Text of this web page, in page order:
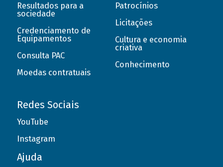
Resultados para a
sociedade
Credenciamento de
Equipamentos
Consulta PAC
Moedas contratuais
Patrocínios
Licitações
Cultura e economia
criativa
Conhecimento
Redes Sociais
YouTube
Instagram
Ajuda